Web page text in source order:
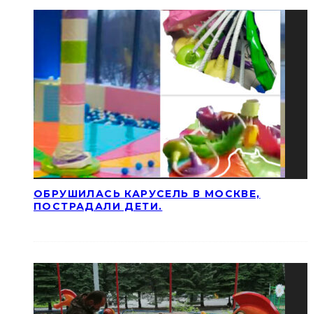
ОБРУШИЛАСЬ КАРУСЕЛЬ В МОСКВЕ,
ПОСТРАДАЛИ ДЕТИ.